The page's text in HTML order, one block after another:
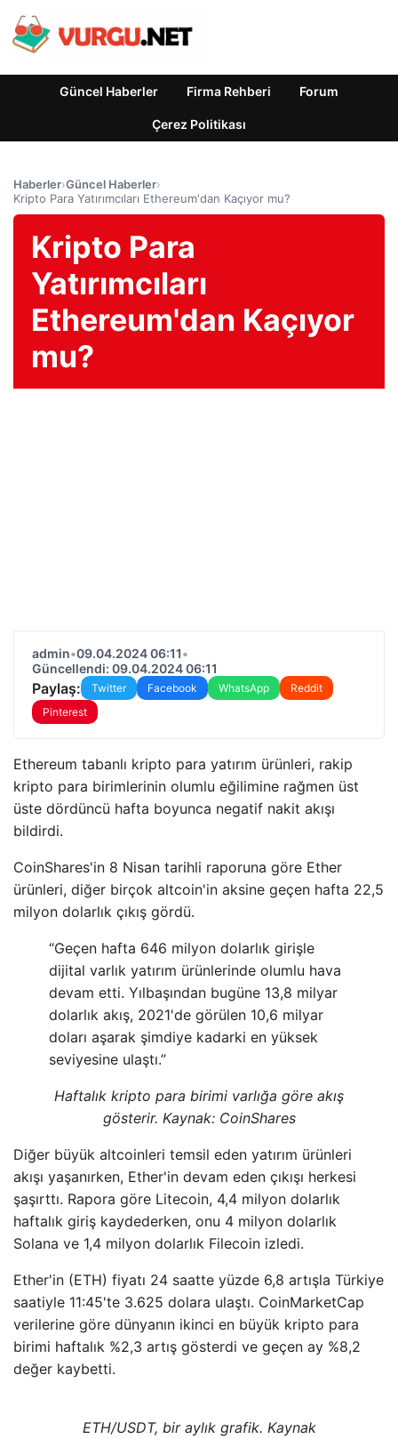
Güncel Haberler Firma Rehberi Forum
Çerez Politikası
Haberler›Güncel Haberler›
Kripto Para Yatırımcıları Ethereum'dan Kaçıyor mu?
Kripto Para
Yatırımcıları
Ethereum'dan Kaçıyor
mu?
admin•09.04.2024 06:11•
Güncellendi: 09.04.2024 06:11
Paylaş: Twitter Facebook WhatsApp
Reddit
Pinterest
Ethereum tabanlı kripto para yatırım ürünleri, rakip
kripto para birimlerinin olumlu eğilimine rağmen üst
üste dördüncü hafta boyunca negatif nakit akışı
bildirdi.
CoinShares'in 8 Nisan tarihli raporuna göre Ether
ürünleri, diğer birçok altcoin'in aksine geçen hafta 22,5
milyon dolarlık çıkış gördü.
“Geçen hafta 646 milyon dolarlık girişle
dijital varlık yatırım ürünlerinde olumlu hava
devam etti. Yılbaşından bugüne 13,8 milyar
dolarlık akış, 2021'de görülen 10,6 milyar
doları aşarak şimdiye kadarki en yüksek
seviyesine ulaştı.”
Haftalık kripto para birimi varlığa göre akış
gösterir. Kaynak: CoinShares
Diğer büyük altcoinleri temsil eden yatırım ürünleri
akışı yaşanırken, Ether'in devam eden çıkışı herkesi
şaşırttı. Rapora göre Litecoin, 4,4 milyon dolarlık
haftalık giriş kaydederken, onu 4 milyon dolarlık
Solana ve 1,4 milyon dolarlık Filecoin izledi.
Ether'in (ETH) fiyatı 24 saatte yüzde 6,8 artışla Türkiye
saatiyle 11:45'te 3.625 dolara ulaştı. CoinMarketCap
verilerine göre dünyanın ikinci en büyük kripto para
birimi haftalık %2,3 artış gösterdi ve geçen ay %8,2
değer kaybetti.
ETH/USDT, bir aylık grafik. Kaynak